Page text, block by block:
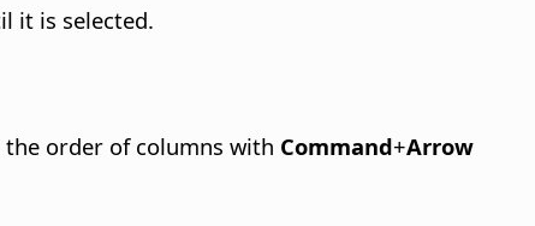
it is selected.
order of columns with Command+Arrow